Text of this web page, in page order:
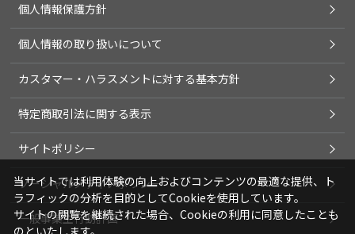
個人情報保護方針
個人情報の取り扱いについて
カスタマー・ハラスメントに対する基本方針
特定商取引法に関する表示
サイトポリシー
ソーシャルメディアポリシー
一般事業主行動計画
当サイトでは利用体験の向上およびコンテンツの最適な提供、ト
ラフィックの分析を目的としてCookieを使用しています。
サイトの閲覧を継続された場合、Cookieの利用に同意したことも